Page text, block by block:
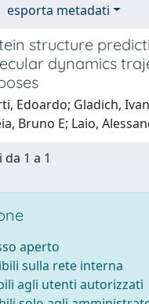
esporta metadati
structure
dynamics
Edoardo; Gladich,
Bruno E; Laio,
1 a 1
aperto
sulla rete interna
agli utenti autorizzati